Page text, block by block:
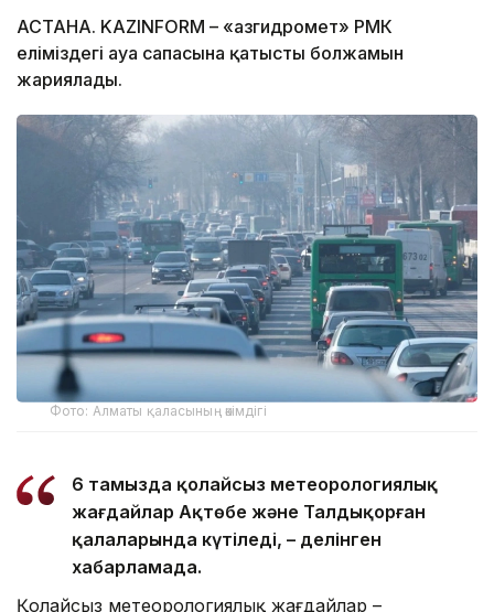
АСТАНА. KAZINFORM – «Қазгидромет» РМК
еліміздегі ауа сапасына қатысты болжамын
жариялады.
Фото: Алматы қаласының әкімдігі
6 тамызда қолайсыз метеорологиялық
жағдайлар Ақтөбе және Талдықорған
қалаларында күтіледі, – делінген
хабарламада.
Қолайсыз метеорологиялық жағдайлар –